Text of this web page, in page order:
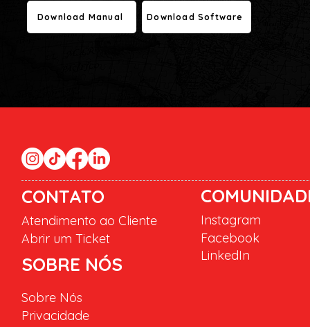
Download Manual Download Software
CONTATO
Atendimento ao Cliente
Abrir um Ticket
SOBRE NÓS
Instagram
Facebook
LinkedIn
Sobre Nós
Privacidade